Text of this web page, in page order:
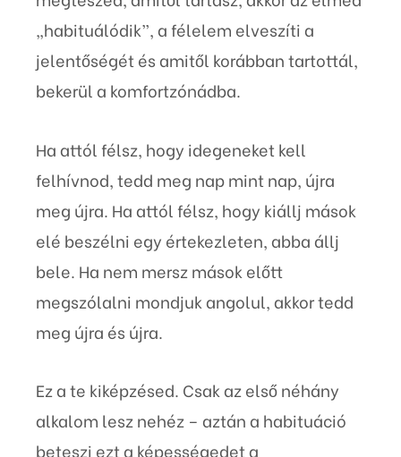
„habituálódik”, a félelem elveszíti a
jelentőségét és amitől korábban tartottál,
bekerül a komfortzónádba.
Ha attól félsz, hogy idegeneket kell
felhívnod, tedd meg nap mint nap, újra
meg újra. Ha attól félsz, hogy kiállj mások
elé beszélni egy értekezleten, abba állj
bele. Ha nem mersz mások előtt
megszólalni mondjuk angolul, akkor tedd
meg újra és újra.
Ez a te kiképzésed. Csak az első néhány
alkalom lesz nehéz – aztán a habituáció
beteszi ezt a képességedet a